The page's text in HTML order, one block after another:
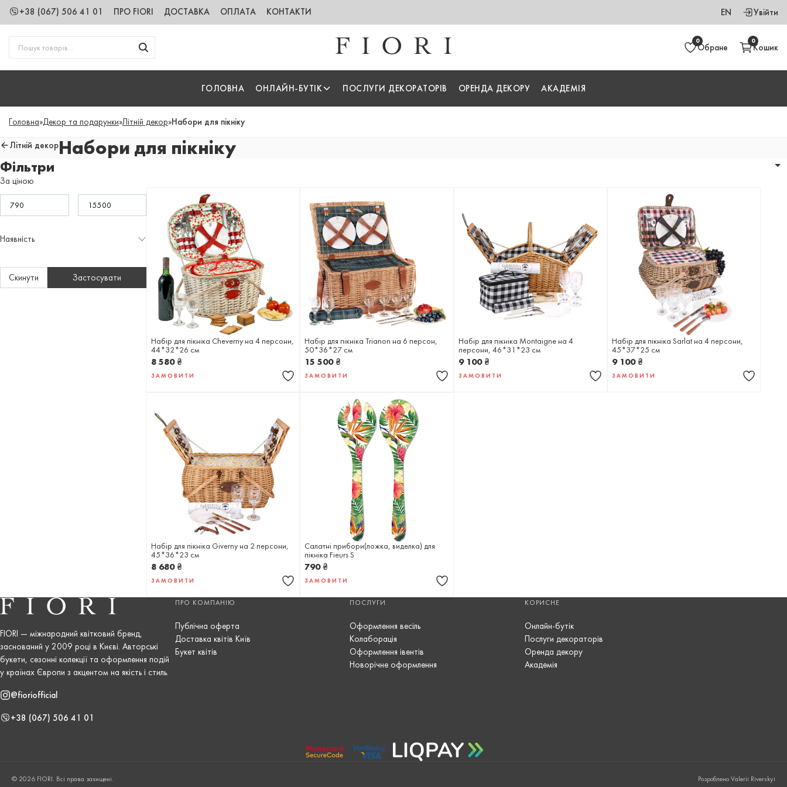
+38 (067) 506 41 01 ПРО FIORI ДОСТАВКА ОПЛАТА КОНТАКТИ EN Увійти
0
Обране
0
Кошик
ГОЛОВНА ОНЛАЙН-БУТІК ПОСЛУГИ ДЕКОРАТОРІВ ОРЕНДА ДЕКОРУ АКАДЕМІЯ
Головна»Декор та подарунки»Літній декор»Набори для пікніку
Літній декорНабори для пікніку
Фільтри
За ціною
Наявність
Застосувати
Скинути
Набір для пікніка Cheverny на 4 персони,
44*32*26 см
8 580 ₴
ЗАМОВИТИ
Набір для пікніка Trianon на 6 персон,
50*36*27 см
15 500 ₴
ЗАМОВИТИ
Набір для пікніка Montaigne на 4
персони, 46*31*23 см
9 100 ₴
ЗАМОВИТИ
Набір для пікніка Sarlat на 4 персони,
45*37*25 см
9 100 ₴
ЗАМОВИТИ
Набір для пікніка Giverny на 2 персони,
45*36*23 см
8 680 ₴
ЗАМОВИТИ
Салатні прибори(ложка, виделка) для
пікніка Fieurs S
790 ₴
ЗАМОВИТИ
FIORI — міжнародний квітковий бренд,
заснований у 2009 році в Києві. Авторські
букети, сезонні колекції та оформлення подій
у країнах Європи з акцентом на якість і стиль.
@fioriofficial
+38 (067) 506 41 01
ПРО КОМПАНІЮ
Публічна оферта
Доставка квітів Київ
Букет квітів
ПОСЛУГИ
Оформлення весіль
Колаборація
Оформлення івентів
Новорічне оформлення
КОРИСНЕ
Онлайн-бутік
Послуги декораторів
Оренда декору
Академія
© 2026 FIORI. Всі права захищені. Розроблено Valerii Riverskyi